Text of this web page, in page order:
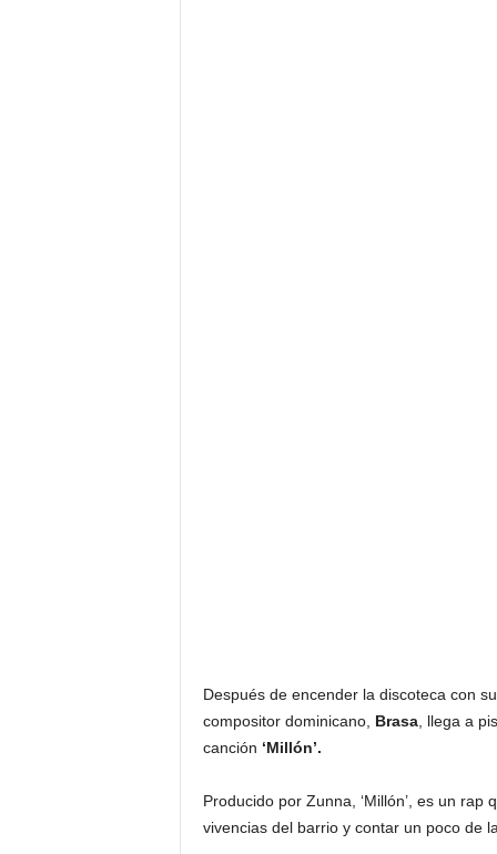
Después de encender la discoteca con
compositor dominicano, Brasa, llega a
canción ‘Millón’.
Producido por Zunna, ‘Millón’, es un
vivencias del barrio y contar un poco de